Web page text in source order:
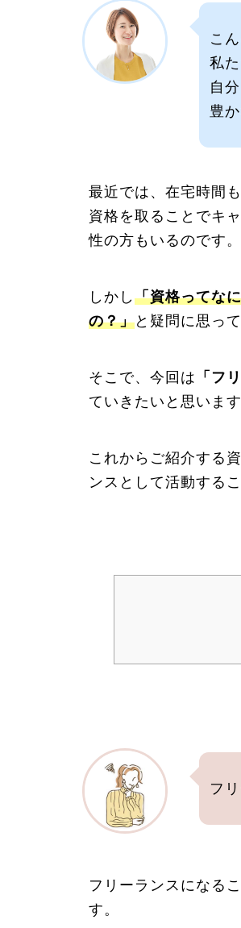
こ
私
自
豊
最近では、在宅時間
資格を取ることでキ
性の方もいるのです。
しかし 「資格ってな
の？」と疑問に思っ
そこで、今回は 「フ
ていきたいと思います
これからご紹介する
ンスとして活動する
フ
フリーランスになる
す。